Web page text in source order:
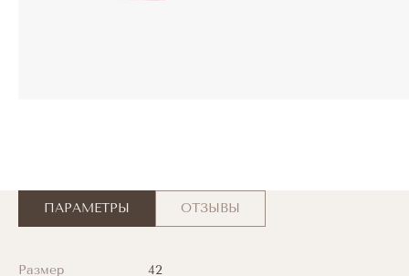
ПАРАМЕТРЫ ОТЗЫВЫ
Размер 42